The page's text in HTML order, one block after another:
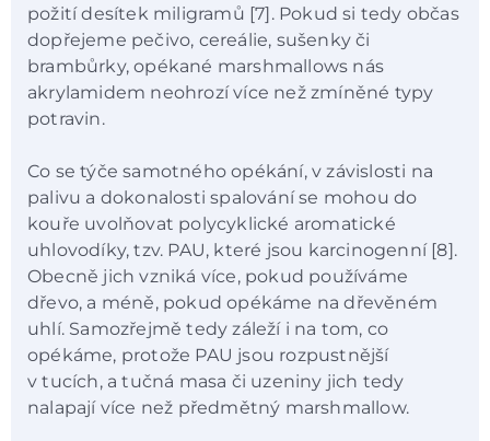
požití desítek miligramů [7]. Pokud si tedy občas
dopřejeme pečivo, cereálie, sušenky či
brambůrky, opékané marshmallows nás
akrylamidem neohrozí více než zmíněné typy
potravin.
Co se týče samotného opékání, v závislosti na
palivu a dokonalosti spalování se mohou do
kouře uvolňovat polycyklické aromatické
uhlovodíky, tzv. PAU, které jsou karcinogenní [8].
Obecně jich vzniká více, pokud používáme
dřevo, a méně, pokud opékáme na dřevěném
uhlí. Samozřejmě tedy záleží i na tom, co
opékáme, protože PAU jsou rozpustnější
v tucích, a tučná masa či uzeniny jich tedy
nalapají více než předmětný marshmallow.